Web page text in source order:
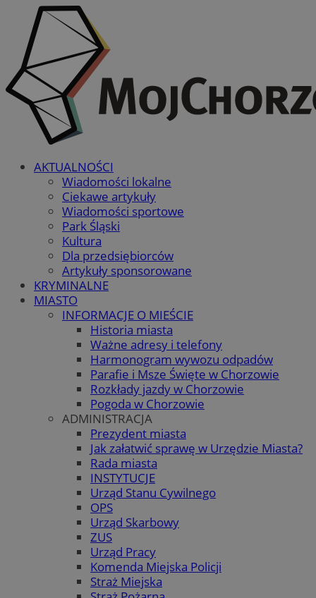
AKTUALNOŚCI
Wiadomości lokalne
Ciekawe artykuły
Wiadomości sportowe
Park Śląski
Kultura
Dla przedsiębiorców
Artykuły sponsorowane
KRYMINALNE
MIASTO
INFORMACJE O MIEŚCIE
Historia miasta
Ważne adresy i telefony
Harmonogram wywozu odpadów
Parafie i Msze Święte w Chorzowie
Rozkłady jazdy w Chorzowie
Pogoda w Chorzowie
ADMINISTRACJA
Prezydent miasta
Jak załatwić sprawę w Urzędzie Miasta?
Rada miasta
INSTYTUCJE
Urząd Stanu Cywilnego
OPS
Urząd Skarbowy
ZUS
Urząd Pracy
Komenda Miejska Policji
Straż Miejska